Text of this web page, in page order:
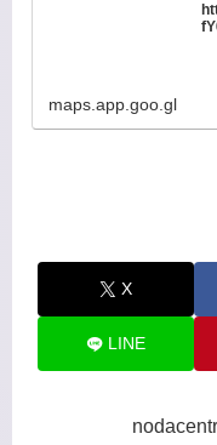
maps.app.goo.gl
X
LINE